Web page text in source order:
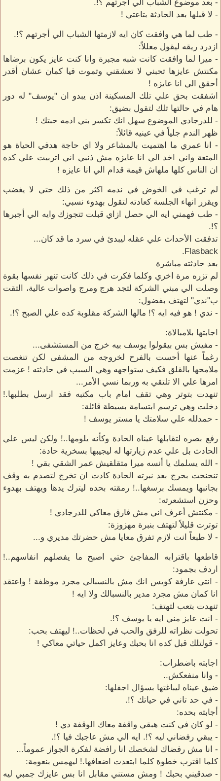
- بعد موضوع الشباب الي أجرتهم ؟!.
- لا قبلها بعد الحادثة بتاعتي !
- طب لما هي وافقت كان ايه لازمتها الشباب الي أجرتهم ؟!.
ازدرد ريقه ليقول معللاً:
- ميرا لما وافقت كانت شبه مجبرة وانا كنت عايز يكون برضاها
مكنتش عايزها تحبني لا تعشقني وتموت فيا كمان عشان أقدر
أحقق الي انا عايزه !
اشفقت بحق علي تلك المسكينة اذن يبدو ان "يوسف" له دور
هام في حالتها تلك لتقول بضيق:
- للدرجادي الموضوع سهل انك تكسر بني ادمه حبتك !
ظهر الندم جلياً في عينيه قائلاً:
- انا عمري ما اهتميت بالمشاعر ولا اي حاجة هدفي الحياة هو
المتعة واني اخد الي انا عايزه مش ذنبي اني اتربيت علي كده
ان الناس كلها ملهاش قيمة قدام الي انا عايزه !
لم ترغب في الخوض في ندمه اكثر من ذلك حتي لا يغضب
ويقرر انهاء الجلسة كعادته لتقول بهدوء نسبي:
- طب فهمني ايه الي حصل ازاي قبلت تتجوزك وايه الي أجبرها
؟!.
تدفقت الأحداث علي عقله ليبدئ في سرد ما قد كان...
Flasback.
بعد حادثته مباشرة
لم تزره مرة اخري وكلما فكرت في ذلك كانت تنهر نفسها بقوة
وصلت الي مبني الشركة لتجد هرج ومرج واصوات عالية، التقت
ب"ندي" لتهتف بفضول:
- ندي ! هو فيه ايه ؟! مالها الشركة مقلوبة كده علي الصبح ؟!.
اجابتها بلامبالاة:
- مفيش بس بيقولوا يوسف بيه خرج من المستشفى...
رغماً عنها أحست بالفرح لخروجه من المشفى لكن تنغصت
ملامحها بالقلق فكيف ستواجهه وهي السبب في حادثته ! عزمت
امرها علي الا تلتقي به وربما نسي الأمر...
تنهدت بتوتر وهي تقف امام باب مكتبه فقد ارسل بطلبها.!
دخلت وهي ترسم ابتسامة بسيطة قائلة:
- حمدلله علي سلامتك يا مستر يوسف !
رفع بصره لتقابلها عيناه الحادة وكأنه يلومها..! ولكن ليس علي
الحادث بل علي عدم زيارتها له ليجيبها بسخرية حادة:
- الله يسلمك يا أنسه ميرا متقلقيش عمر الشقي بقي !
تنحنحت بحرج بعد نبرته الحادة كادت ان تخرج لتصدم به وقف
بجانبها ويمسك برسغها..! رمقته بحده ليترك يدها ويهتف بهدوء
وحزن استشعرته:
- مكنتش أعرف اني مش فارق معاكي للدرجادي !
توترت قليلاً لتهتف بنبرة مهزوزة:
- لا طبعاً انت لازم تفرق معايا مش حضرتك مديري و...
قاطعها باقترابه المفاجئ حتي اصبح ما يفصلهم انفاسهم..!
اردف بجمود:
- انتي عارفة كويس انك مش بالنسبالي مجرد موظفة ! واعتقد
انا كمان مش مجرد مدير بالنسبالك ولا ايه !
تنهدت بتعب لتهتف:
- انت عايز مني ايه يا يوسف ؟!.
تحولت نظراته للرفق والحب في لحظات..! ليهتف بحب:
- قولتلك قبل كده انا بحبك وعايز اكمل حياتي معاكي !
اجابته باضطراب:
- وانا منفعكش..
ضيق عيناه ليباغتها بسؤال اجفلها:
- في حد تاني في حياتك ؟!.
أجابته بحده:
- لو كان في كنت هبقي واقفة معاك الوقفة دي !
- يبقي رفضاني ليه ؟!. ايه الي مش عاجبك فيا ؟!.
- انا مش رفضاك لشخصك انا رافضة لفكرة الجواز عموماً...
كلما اقترب خطوة كلما ابتعدت اضعافها.! ليهمس بنعومة:
- صدقيني بحبك ! ومش مستني مقابل انا بس عايزك جمبي ليه